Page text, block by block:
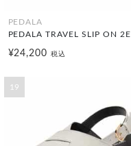
PEDALA
PEDALA TRAVEL SLIP ON 2E
¥24,200税込
19